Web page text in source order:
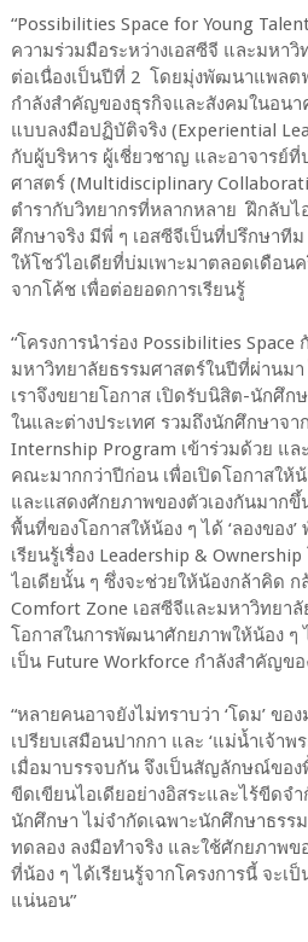
“Possibilities Space for Young
ความร่วมมือระหว่างเอสซีจี และมหา
ต่อเนื่องเป็นปีที่ 2 โดยมุ่งพัฒนาแพลต
กำลังสำคัญของธุรกิจและสังคมในอนา
แบบลงมือปฏิบัติจริง (Experiential
กับผู้บริหาร ผู้เชี่ยวชาญ และอาจารย์ที่
ศาสตร์ (Multidisciplinary
ตำรากับวิทยากรที่หลากหลาย ฝึกลับไ
ศึกษาจริง มีพี่ ๆ เอสซีจีเป็นที่ปรึกษาทีม
ให้โชว์ไอเดียที่บ่มเพาะมาตลอดเดือน
จากโค้ช เพื่อต่อยอดการเรียนรู้
“โครงการนำร่อง Possibilities Space
มหาวิทยาลัยธรรมศาสตร์ในปีที่ผ่านม
เราจึงขยายโอกาส เปิดรับนิสิต-นักศึ
ในและต่างประเทศ รวมถึงนักศึกษาจา
Internship Program เข้าร่วมด้วย แ
คณะมากกว่าปีก่อน เพื่อเปิดโอกาสให้
และแสดงศักยภาพของตัวเองกันมากขึ้
พื้นที่ของโอกาสให้น้อง ๆ ได้ ‘ลองของ
เรียนรู้เรื่อง Leadership & Ownership
ไอเดียนั้น ๆ ซึ่งจะช่วยให้น้องกล้าคิด ก
Comfort Zone เอสซีจีและมหาวิทยา
โอกาสในการพัฒนาศักยภาพให้น้อง ๆ
เป็น Future Workforce กำลังสำคัญข
“หลายคนอาจยังไม่ทราบว่า ‘โดม’ ขอ
เปรียบเสมือนปากกา และ ‘แม่น้ำเจ้าพ
เมื่อมาบรรจบกัน จึงเป็นสัญลักษณ์ขอ
ขีดเขียนไอเดียอย่างอิสระและไร้ขีดจ
นักศึกษา ไม่จำกัดเฉพาะนักศึกษาธร
ทดลอง ลงมือทำจริง และใช้ศักยภาพข
ที่น้อง ๆ ได้เรียนรู้จากโครงการนี้ จะเ
แน่นอน”